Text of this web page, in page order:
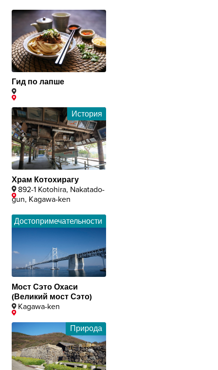
Гид по лапше
История
Храм Котохирагу
892-1 Kotohira, Nakatado-
gun, Kagawa-ken
Достопримечательности
Мост Сэто Охаси
(Великий мост Сэто)
Kagawa-ken
Природа